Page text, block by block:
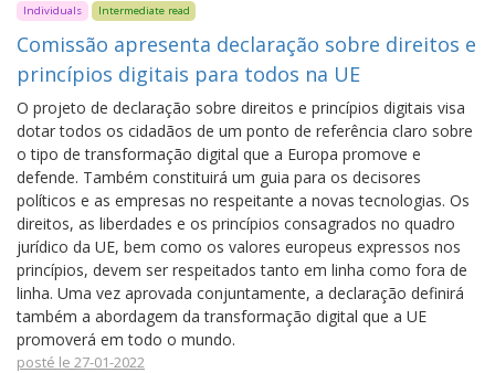
Individuals Intermediate read
Comissão apresenta declaração sobre direitos e
princípios digitais para todos na UE
O projeto de declaração sobre direitos e princípios digitais visa
dotar todos os cidadãos de um ponto de referência claro sobre
o tipo de transformação digital que a Europa promove e
defende. Também constituirá um guia para os decisores
políticos e as empresas no respeitante a novas tecnologias. Os
direitos, as liberdades e os princípios consagrados no quadro
jurídico da UE, bem como os valores europeus expressos nos
princípios, devem ser respeitados tanto em linha como fora de
linha. Uma vez aprovada conjuntamente, a declaração definirá
também a abordagem da transformação digital que a UE
promoverá em todo o mundo.
posté le 27-01-2022